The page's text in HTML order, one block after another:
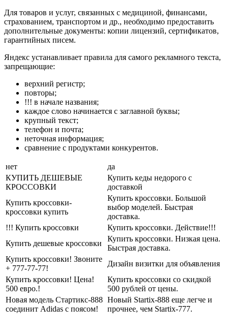
Для товаров и услуг, связанных с медициной, финансами,
страхованием, транспортом и др., необходимо предоставить
дополнительные документы: копии лицензий, сертификатов,
гарантийных писем.
Яндекс устанавливает правила для самого рекламного текста,
запрещающие:
верхний регистр;
повторы;
!!! в начале названия;
каждое слово начинается с заглавной буквы;
крупный текст;
телефон и почта;
неточная информация;
сравнение с продуктами конкурентов.
нет
да
КУПИТЬ ДЕШЕВЫЕ
КРОССОВКИ
Купить кеды недорого с
доставкой
Купить кроссовки-
кроссовки купить
Купить кроссовки. Большой
выбор моделей. Быстрая
доставка.
!!! Купить кроссовки
Купить кроссовки. Действие!!!
Купить дешевые кроссовки
Купить кроссовки. Низкая цена.
Быстрая доставка.
Купить кроссовки! Звоните
+ 777-77-77!
Дизайн визитки для объявления
Купить кроссовки! Цена!
500 евро.!
Купить кроссовки со скидкой
500 рублей от цены.
Новая модель Стартикс-888
соединит Adidas с поясом!
Новый Startix-888 еще легче и
прочнее, чем Startix-777.